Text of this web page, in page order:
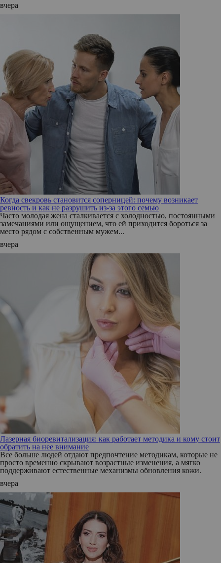
вчера
Когда свекровь становится соперницей: почему возникает
ревность и как не разрушить из-за этого семью
Часто молодая жена сталкивается с холодностью, постоянными
замечаниями или ощущением, что ей приходится бороться за
место рядом с собственным мужем...
вчера
Лазерная биоревитализация: как работает методика и кому стоит
обратить на нее внимание
Все больше людей отдают предпочтение методикам, которые не
просто временно скрывают возрастные изменения, а мягко
поддерживают естественные механизмы обновления кожи.
вчера